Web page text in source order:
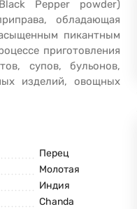
Pepper powder)
обладающая
пикантным
приготовления
супов, бульонов,
изделий, овощных
Перец
Молотая
Индия
Chanda